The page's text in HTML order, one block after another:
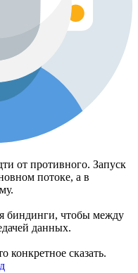
от противного. Запуск
потоке, а в
биндинги, чтобы между
данных.
конкретное сказать.